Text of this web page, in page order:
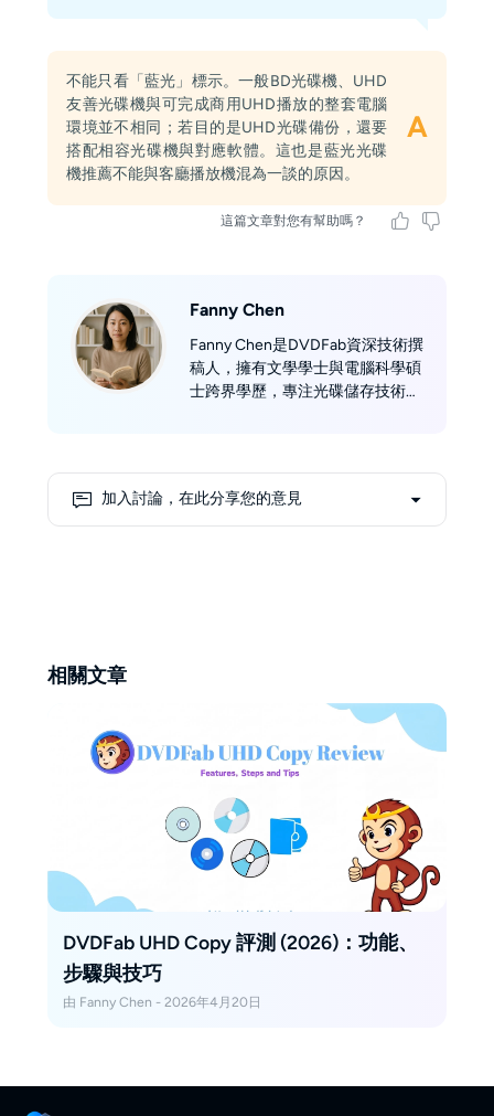
不能只看「藍光」標示。一般BD光碟機、UHD
友善光碟機與可完成商用UHD播放的整套電腦
環境並不相同；若目的是UHD光碟備份，還要
搭配相容光碟機與對應軟體。這也是藍光光碟
機推薦不能與客廳播放機混為一談的原因。
A
這篇文章對您有幫助嗎？
Fanny Chen
Fanny Chen是DVDFab資深技術撰
稿人，擁有文學學士與電腦科學碩
士跨界學歷，專注光碟儲存技術領
於光碟儲存技術領域時，你會發現
她背著徠卡相機穿梭於奇萊山徑，
加入討論，在此分享您的意見
相關文章
DVDFab UHD Copy 評測 (2026)：功能、
步驟與技巧
由 Fanny Chen - 2026年4月20日